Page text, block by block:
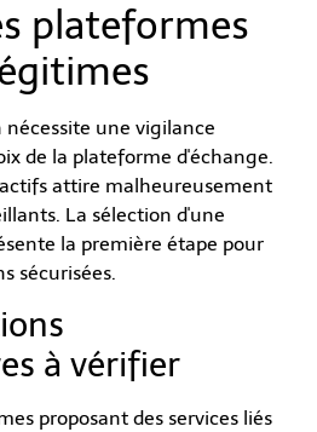
plateformes
une vigilance
de la plateforme d'échange.
attire malheureusement
La sélection d'une
la première étape pour
sécurisées.
à vérifier
proposant des services liés